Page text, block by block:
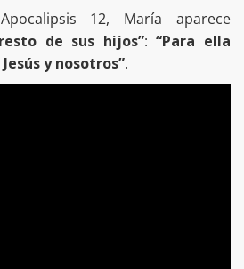
12, María aparece
de sus hijos”:“Para ella
y nosotros”.